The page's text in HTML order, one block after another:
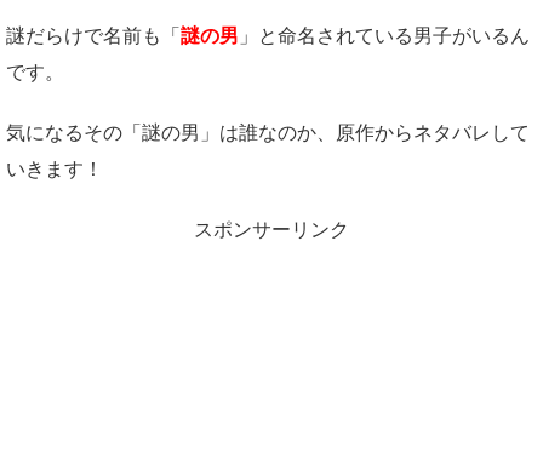
謎だらけで名前も「 謎の男 」と命名されている男子がいるん
です。
気になるその「謎の男」は誰なのか、原作からネタバレして
いきます！
スポンサーリンク